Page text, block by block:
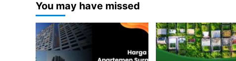
You may have missed